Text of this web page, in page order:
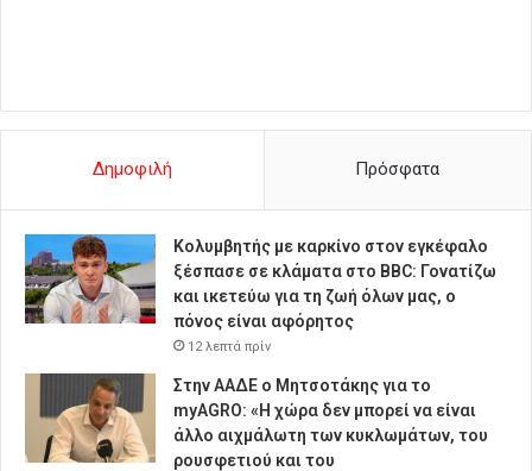
Δημοφιλή Πρόσφατα
Κολυμβητής με καρκίνο στον εγκέφαλο
ξέσπασε σε κλάματα στο BBC: Γονατίζω
και ικετεύω για τη ζωή όλων μας, ο
πόνος είναι αφόρητος
12 λεπτά πρίν
Στην ΑΑΔΕ ο Μητσοτάκης για το
myAGRO: «Η χώρα δεν μπορεί να είναι
άλλο αιχμάλωτη των κυκλωμάτων, του
ρουσφετιού και του